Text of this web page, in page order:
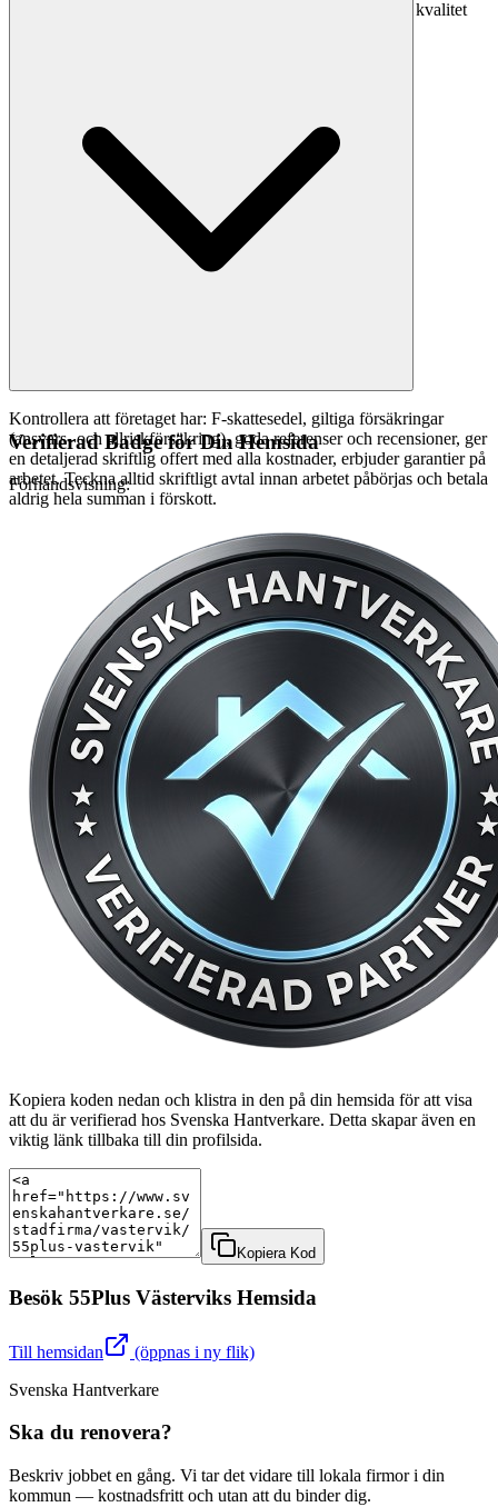
från Google Reviews så du enkelt kan jämföra företagens kvalitet
Kontrollera att företaget har: F-skattesedel, giltiga försäkringar
(ansvars- och allriskförsäkring), goda referenser och recensioner, ger
en detaljerad skriftlig offert med alla kostnader, erbjuder garantier på
arbetet. Teckna alltid skriftligt avtal innan arbetet påbörjas och betala
aldrig hela summan i förskott.
Verifierad Badge för Din Hemsida
Förhandsvisning:
Kopiera koden nedan och klistra in den på din hemsida för att visa
att du är verifierad hos Svenska Hantverkare. Detta skapar även en
viktig länk tillbaka till din profilsida.
Kopiera Kod
Besök 55Plus Västerviks Hemsida
Till hemsidan
(öppnas i ny flik)
Svenska Hantverkare
Ska du renovera?
Beskriv jobbet en gång. Vi tar det vidare till lokala firmor i din
kommun — kostnadsfritt och utan att du binder dig.